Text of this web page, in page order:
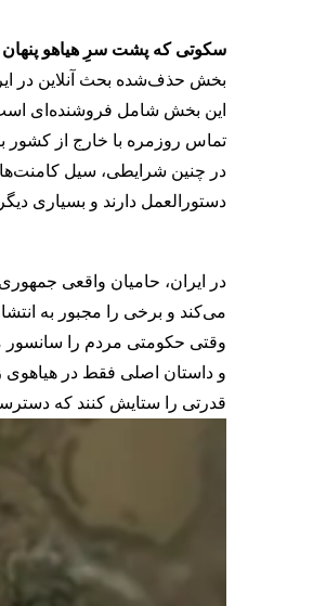
سکوتی که پشت سرِ هیاهو
بخش حذف‌شده بحث آنلاین در
این بخش شامل فروشنده‌ای است
تماس روزمره با خارج از کشور
در چنین شرایطی، سیل
دستورالعمل دارند و بسیاری
در ایران، حامیان واقعی
می‌کند و برخی را مجبور به
وقتی حکومتی مردم را سانسور
و داستان اصلی فقط در هیاهوی
قدرتی را ستایش کنند که